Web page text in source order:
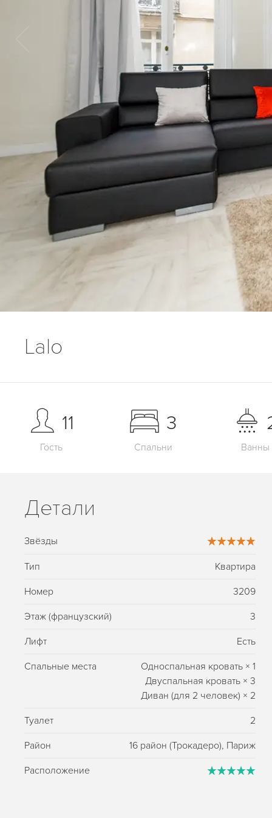
Lalo
Гость
11
Спальни
3
Ванны
Детали
Звёзды
Тип Квартира
Номер 3209
Этаж (французский) 3
Лифт Есть
Спальные места Односпальная кровать ×1
Двуспальная кровать ×3
Диван (для 2 человек) × 2
Туалет 2
Район 16 район (Трокадеро), Париж
Расположение